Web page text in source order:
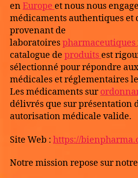
enEurope et nous nous
médicaments authentiques et
provenant de
laboratoirespharmaceutiques
catalogue de produits est
sélectionné pour répondre
médicales et réglementaires
Les médicaments sur
délivrés que sur présentation
autorisation médicale valide.
Site Web : https://
Notre mission repose sur